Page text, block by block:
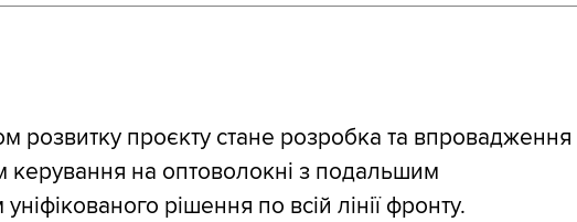
розвитку проєкту стане розробка та впровадження
керування на оптоволокні з подальшим
рішення по всій лінії фронту.